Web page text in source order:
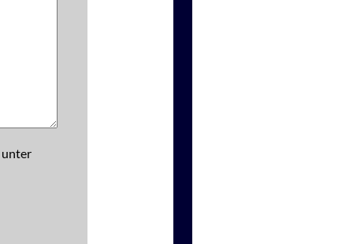
unter